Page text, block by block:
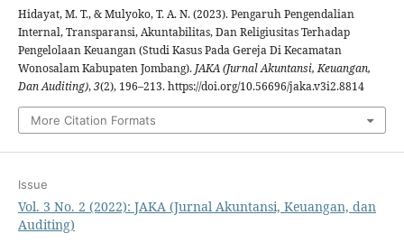
Hidayat, M. T., & Mulyoko, T. A. N. (2023). Pengaruh Pengendalian
Internal, Transparansi, Akuntabilitas, Dan Religiusitas Terhadap
Pengelolaan Keuangan (Studi Kasus Pada Gereja Di Kecamatan
Wonosalam Kabupaten Jombang). JAKA (Jurnal Akuntansi, Keuangan,
Dan Auditing),3(2), 196–213. https://doi.org/10.56696/jaka.v3i2.8814
More Citation Formats
Issue
Vol. 3 No. 2 (2022): JAKA (Jurnal Akuntansi, Keuangan, dan
Auditing)